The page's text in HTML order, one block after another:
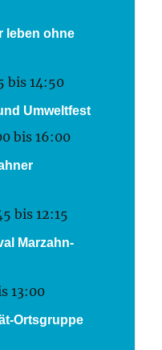
leben ohne
bis14:50
Umweltfest
bis16:00
bis12:15
Marzahn-
13:00
Ortsgruppe